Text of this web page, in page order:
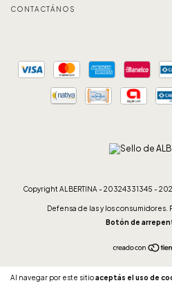
Al navegar por este sitioaceptás el uso de
CONTACTÁNOS
Copyright ALBERTINA - 20324331345 -
Defensa de las y los consumidores.
Botón de